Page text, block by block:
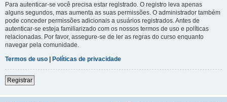
Para autenticar-se você precisa estar registrado. O registro leva apenas
alguns segundos, mas aumenta as suas permissões. O administrador também
pode conceder permissões adicionais a usuários registrados. Antes de
autenticar-se esteja familiarizado com os nossos termos de uso e políticas
relacionadas. Por favor, assegure-se de ler as regras do curso enquanto
navegar pela comunidade.
Termos de uso | Políticas de privacidade
Registrar